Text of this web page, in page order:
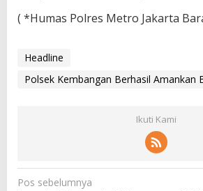
( *Humas Polres Metro Jakarta
Headline
Polsek Kembangan Berhasil Amankan
Ikuti Kami
N
Pos sebelumnya